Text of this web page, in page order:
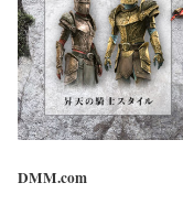
DMM.com